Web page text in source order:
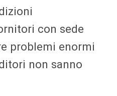
con sede
problemi enormi
non sanno